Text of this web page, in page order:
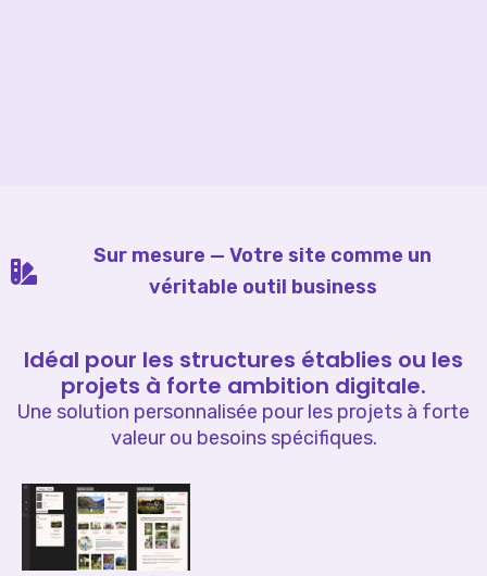
Sur mesure — Votre site comme un
véritable outil business
Idéal pour les structures établies ou les
projets à forte ambition digitale.
Une solution personnalisée pour les projets à forte
valeur ou besoins spécifiques.